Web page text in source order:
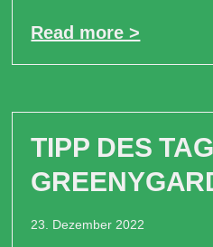
Read more >
TIPP DES
23. Dezember 2022